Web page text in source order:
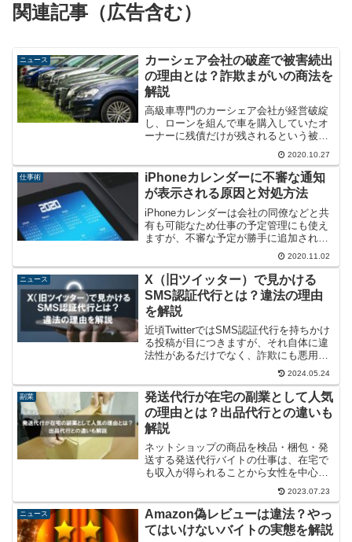
関連記事（広告含む）
ニュース
カーシェア会社の破産で被害続出
の理由とは？詐欺まがいの商法を
解説
高級車専門のカーシェア会社が経営破綻
し、ローンを組んで車を購入していたオ
ーナーに残債だけが残されるという被害
が続出しています。こうした商法は詐欺
に該当しないのかどうか、現状では警察
が被害届を受理していない理由について
考察してみました。
2020.10.27
仕事術
iPhoneカレンダーに不審な通知
が表示される原因と対処方法
iPhoneカレンダーは会社の同僚などと共
有も可能なため仕事の予定管理にも使え
ますが、不審な予定が勝手に追加される
という現象が報告されています。フィッ
シングサイトに誘導される恐れもある不
審な通知の原因について、対処方法と合
わせて解説します。
2020.11.02
ニュース
X（旧ツイッター）で見かける
SMS認証代行とは？違法の理由
を解説
近頃TwitterではSMS認証代行を持ちかけ
る投稿が目につきますが、それ自体に違
法性があるだけでなく、詐欺にも悪用さ
れやすい危険な行為です。携帯電話番号
を持たない人も手を出しがちなSMS認証
代行が、法的にNGの理由について解説し
ます。
2024.05.24
副業
発送代行が在宅の副業として人気
の理由とは？出品代行との違いも
解説
ネットショップの商品を検品・梱包・発
送する発送代行バイトの仕事は、在宅で
も収入が得られることから女性を中心に
人気の副業です。発送代行の仕事でお金
が稼げる仕組みについて、よく似た出品
代行や詐欺の可能性がある荷受代行との
違いを含めて解説します。
2023.07.23
ニュース
Amazon偽レビューは違法？やっ
てはいけないバイトの実態を解説